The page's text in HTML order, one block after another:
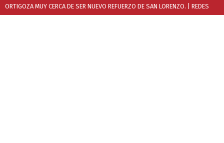
ORTIGOZA MUY CERCA DE SER NUEVO REFUERZO DE SAN LORENZO. | REDES